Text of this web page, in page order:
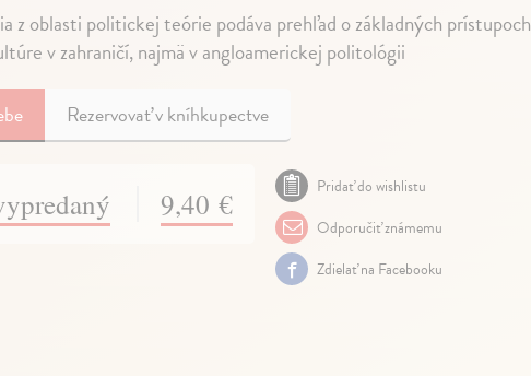
z oblasti politickej teórie podáva prehľad o základných prístupoch
v zahraničí, najmä v angloamerickej politológii
Rezervovať v kníhkupectve
9,40 €
Pridať do wishlistu
Odporučiť známemu
Zdielať na Facebooku